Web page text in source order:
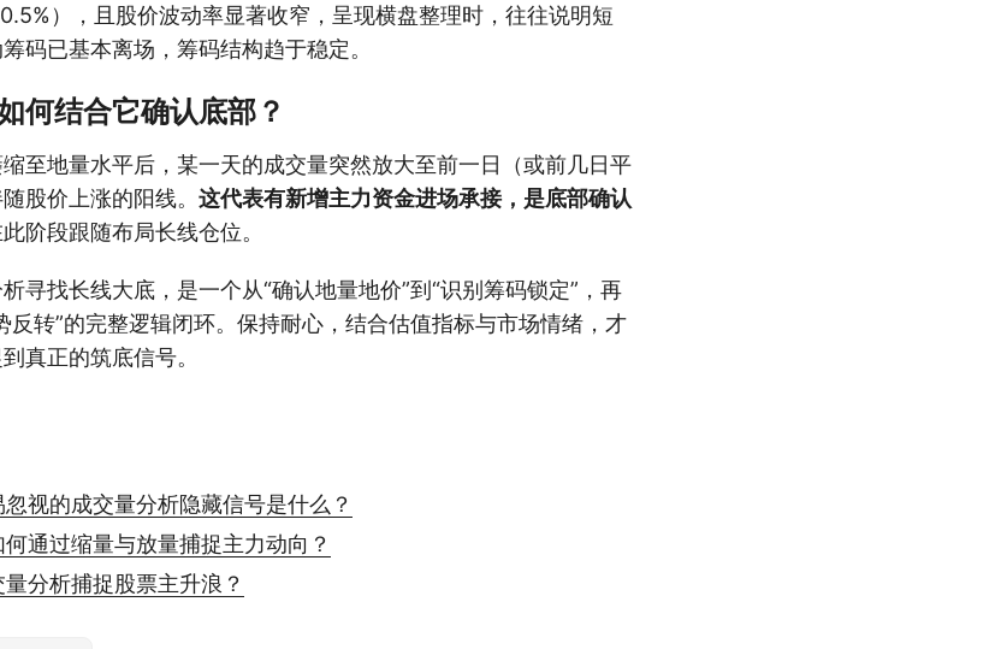
），且股价波动率显著收窄，呈现横盘整理时，往往说明短
码已基本离场，筹码结构趋于稳定。
何结合它确认底部？
至地量水平后，某一天的成交量突然放大至前一日（或前几日平
股价上涨的阳线。 这代表有新增主力资金进场承接，是底部确认
阶段跟随布局长线仓位。
寻找长线大底，是一个从“确认地量地价”到“识别筹码锁定”，再
反转”的完整逻辑闭环。保持耐心，结合估值指标与市场情绪，才
真正的筑底信号。
视的成交量分析隐藏信号是什么？
通过缩量与放量捕捉主力动向？
分析捕捉股票主升浪？